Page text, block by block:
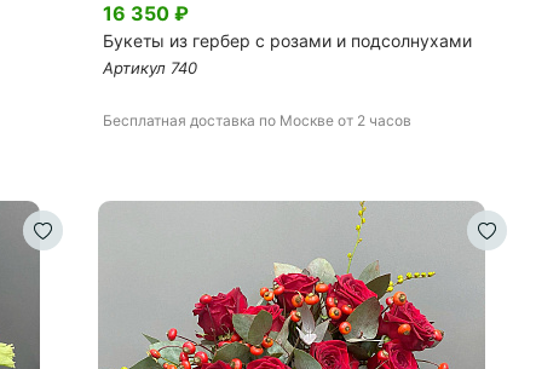
16 350₽
Букеты из гербер с розами и подсолнухами
Артикул740
Бесплатная доставка по Москвеот 2 часов